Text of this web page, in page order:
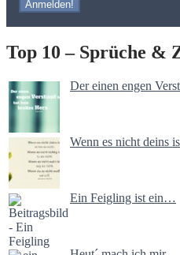
Top 10 – Sprüche &
Der einen engen
Wenn es nicht deins
Ein Feigling ist ein…